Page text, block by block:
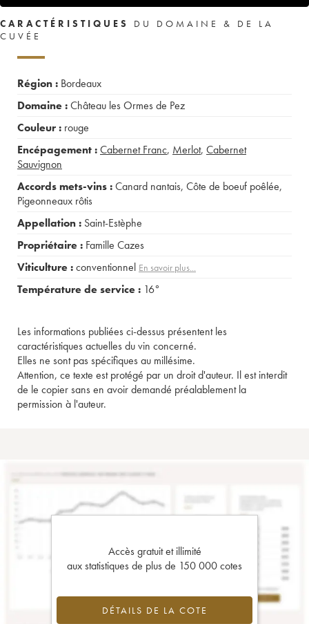
CARACTÉRISTIQUES
DU DOMAINE & DE LA
CUVÉE
Région : Bordeaux
Domaine :Château les Ormes de Pez
Couleur : rouge
Encépagement :Cabernet Franc, Merlot, Cabernet
Sauvignon
Accords mets-vins :Canard nantais, Côte de boeuf poêlée,
Pigeonneaux rôtis
Appellation : Saint-Estèphe
Propriétaire : Famille Cazes
Viticulture :conventionnel En savoir plus...
Température de service : 16°
Les informations publiées ci-dessus présentent les
caractéristiques actuelles du vin concerné.
Elles ne sont pas spécifiques au millésime.
Attention, ce texte est protégé par un droit d'auteur. Il est interdit
de le copier sans en avoir demandé préalablement la
permission à l'auteur.
Accès gratuit et illimité
aux statistiques de plus de 150 000 cotes
DÉTAILS DE LA COTE